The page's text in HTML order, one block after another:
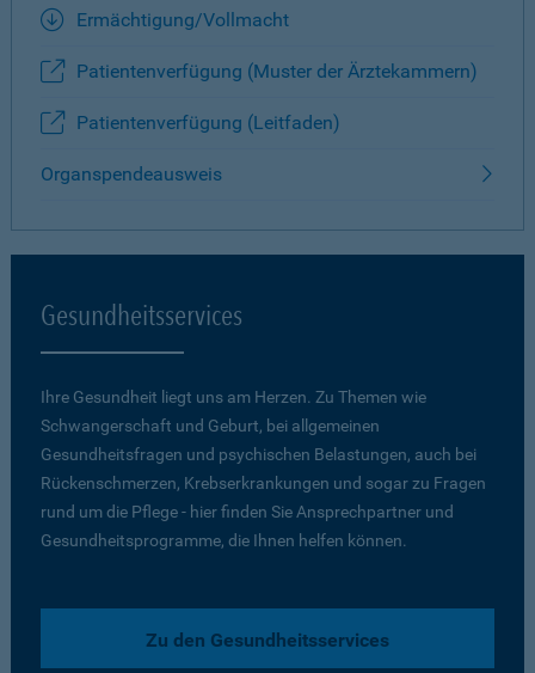
Ermächtigung/Vollmacht
Patientenverfügung (Muster der Ärztekammern)
Patientenverfügung (Leitfaden)
Organspendeausweis
Gesundheitsservices
Ihre Gesundheit liegt uns am Herzen. Zu Themen wie
Schwangerschaft und Geburt, bei allgemeinen
Gesundheitsfragen und psychischen Belastungen, auch bei
Rückenschmerzen, Krebserkrankungen und sogar zu Fragen
rund um die Pflege - hier finden Sie Ansprechpartner und
Gesundheitsprogramme, die Ihnen helfen können.
Zu den Gesundheitsservices